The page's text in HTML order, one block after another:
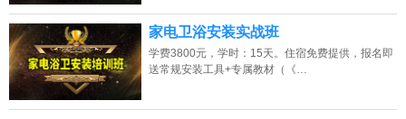
家电卫浴安装实战班
学费3800元，学时：15天。住宿免费提供，报名即
送常规安装工具+专属教材（《…